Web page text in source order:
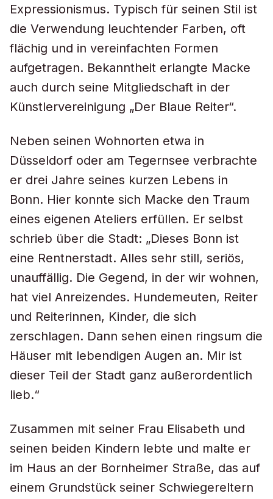
Expressionismus. Typisch für seinen Stil ist
die Verwendung leuchtender Farben, oft
flächig und in vereinfachten Formen
aufgetragen. Bekanntheit erlangte Macke
auch durch seine Mitgliedschaft in der
Künstlervereinigung „Der Blaue Reiter“.
Neben seinen Wohnorten etwa in
Düsseldorf oder am Tegernsee verbrachte
er drei Jahre seines kurzen Lebens in
Bonn. Hier konnte sich Macke den Traum
eines eigenen Ateliers erfüllen. Er selbst
schrieb über die Stadt: „Dieses Bonn ist
eine Rentnerstadt. Alles sehr still, seriös,
unauffällig. Die Gegend, in der wir wohnen,
hat viel Anreizendes. Hundemeuten, Reiter
und Reiterinnen, Kinder, die sich
zerschlagen. Dann sehen einen ringsum die
Häuser mit lebendigen Augen an. Mir ist
dieser Teil der Stadt ganz außerordentlich
lieb.“
Zusammen mit seiner Frau Elisabeth und
seinen beiden Kindern lebte und malte er
im Haus an der Bornheimer Straße, das auf
einem Grundstück seiner Schwiegereltern